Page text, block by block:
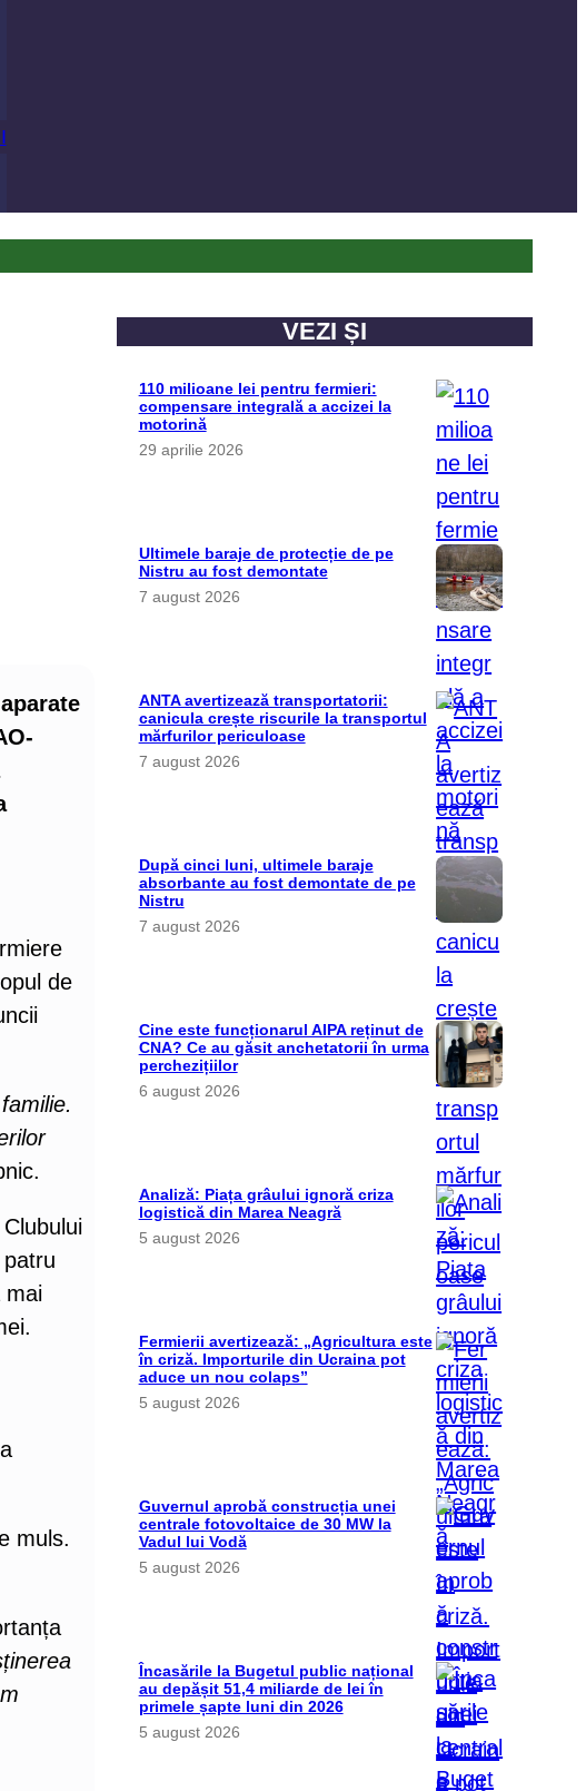
de
mai
muls.
VEZI ȘI
110 milioane lei pentru fermieri:
compensare integrală a accizei la
motorină
29 aprilie 2026
Ultimele baraje de protecție de pe
Nistru au fost demontate
7 august 2026
ANTA avertizează transportatorii:
canicula crește riscurile la transportul
mărfurilor periculoase
7 august 2026
După cinci luni, ultimele baraje
absorbante au fost demontate de pe
Nistru
7 august 2026
Cine este funcționarul AIPA reținut de
CNA? Ce au găsit anchetatorii în urma
perchezițiilor
6 august 2026
Analiză: Piața grâului ignoră criza
logistică din Marea Neagră
5 august 2026
Fermierii avertizează: „Agricultura este
în criză. Importurile din Ucraina pot
aduce un nou colaps”
5 august 2026
Guvernul aprobă construcția unei
centrale fotovoltaice de 30 MW la
Vadul lui Vodă
5 august 2026
Încasările la Bugetul public național
au depășit 51,4 miliarde de lei în
primele șapte luni din 2026
5 august 2026